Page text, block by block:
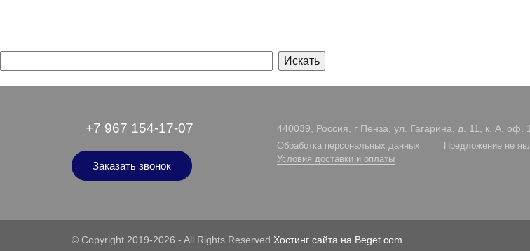
+7 967 154-17-07
Заказать звонок
440039, Россия, г Пенза, ул. Гагарина, д. 11, к. А, оф.
Обработка персональных данных
Предложение не
Условия доставки и оплаты
© Copyright 2019-2026 - All Rights Reserved Хостинг сайта на Beget.com